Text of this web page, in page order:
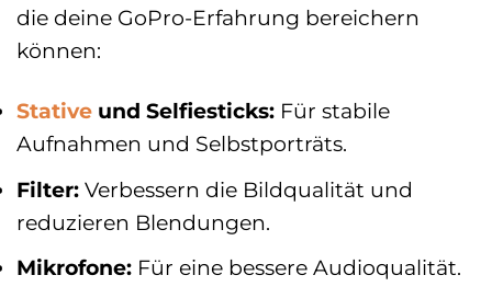
die deine GoPro-Erfahrung bereichern
können:
Stative und Selfiesticks: Für stabile
Aufnahmen und Selbstporträts.
Filter: Verbessern die Bildqualität und
reduzieren Blendungen.
Mikrofone: Für eine bessere Audioqualität.